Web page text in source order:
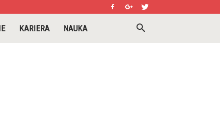
KARIERA NAUKA